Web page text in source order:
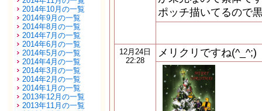
2014年10月の一覧
2014年9月の一覧
2014年8月の一覧
2014年7月の一覧
2014年6月の一覧
2014年5月の一覧
2014年4月の一覧
2014年3月の一覧
2014年2月の一覧
2014年1月の一覧
2013年12月の一覧
2013年11月の一覧
ポッチ描いてるので
12月24日
22:28
メリクリですね(^_^;)